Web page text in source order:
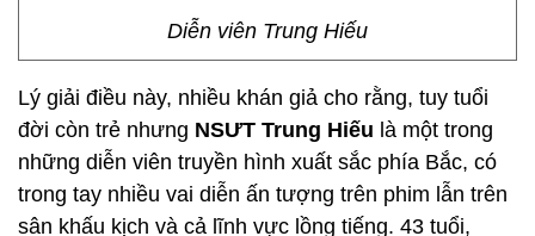
Diễn viên Trung Hiếu
Lý giải điều này, nhiều khán giả cho rằng, tuy tuổi
đời còn trẻ nhưng NSƯT Trung Hiếu là một trong
những diễn viên truyền hình xuất sắc phía Bắc, có
trong tay nhiều vai diễn ấn tượng trên phim lẫn trên
sân khấu kịch và cả lĩnh vực lồng tiếng. 43 tuổi,